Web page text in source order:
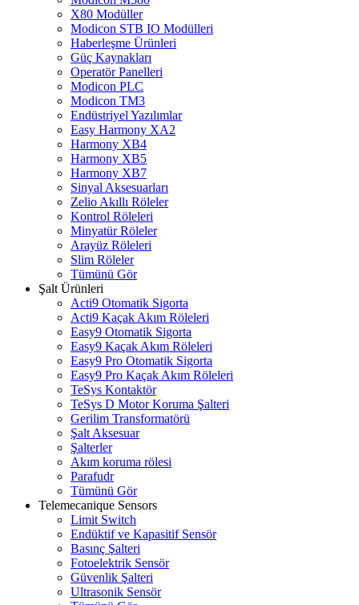
X80 Modüller
Modicon STB IO Modülleri
Haberleşme Ürünleri
Güç Kaynakları
Operatör Panelleri
Modicon PLC
Modicon TM3
Endüstriyel Yazılımlar
Easy Harmony XA2
Harmony XB4
Harmony XB5
Harmony XB7
Sinyal Aksesuarları
Zelio Akıllı Röleler
Kontrol Röleleri
Minyatür Röleler
Arayüz Röleleri
Slim Röleler
Tümünü Gör
Şalt Ürünleri
Acti9 Otomatik Sigorta
Acti9 Kaçak Akım Röleleri
Easy9 Otomatik Sigorta
Easy9 Kaçak Akım Röleleri
Easy9 Pro Otomatik Sigorta
Easy9 Pro Kaçak Akım Röleleri
TeSys Kontaktör
TeSys D Motor Koruma Şalteri
Gerilim Transformatörü
Şalt Aksesuar
Şalterler
Akım koruma rölesi
Parafudr
Tümünü Gör
Telemecanique Sensors
Limit Switch
Endüktif ve Kapasitif Sensör
Basınç Şalteri
Fotoelektrik Sensör
Güvenlik Şalteri
Ultrasonik Sensör